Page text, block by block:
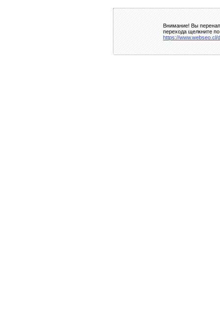
Внимание! Вы
перехода щелкните
https://www.webseo.cl/